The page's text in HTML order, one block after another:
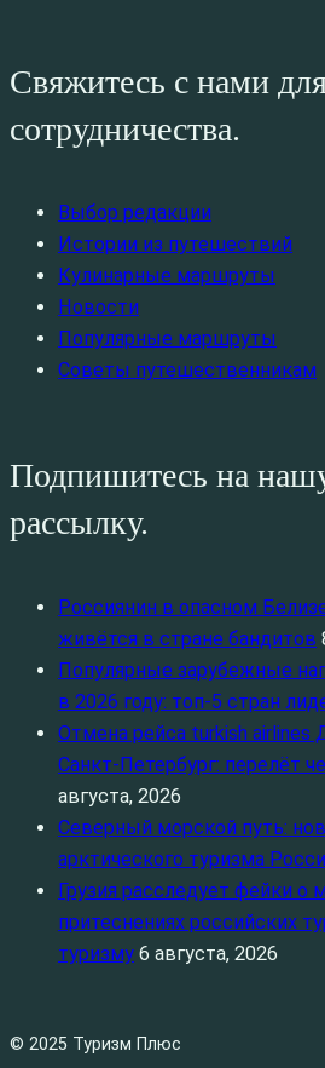
Свяжитесь с нами
сотрудничества.
Выбор редакции
Истории из путешествий
Кулинарные маршруты
Новости
Популярные маршруты
Советы путешественникам
Подпишитесь на
рассылку.
Россиянин в опасном
живётся в стране бандитов
Популярные зарубежные
в 2026 году: топ‑5 стран
Отмена рейса turkish airlines
Санкт‑Петербург: перелёт
августа, 2026
Северный морской путь:
арктического туризма
Грузия расследует фейки о
притеснениях российских
туризму 6 августа, 2026
© 2025 Туризм Плюс